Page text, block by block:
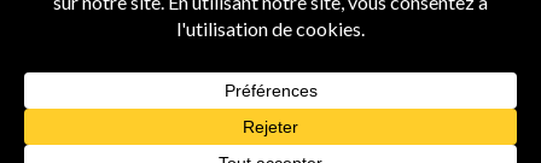
Mentions légales|CGV|CGU|Confidentialité|Sécurité
Numismate professionnel · 4 ans d'expertise · Marque INPIFR5156987 ·
Spécialiste monnaies anciennes et métaux
précieux
Powered by Parlons Monnaies